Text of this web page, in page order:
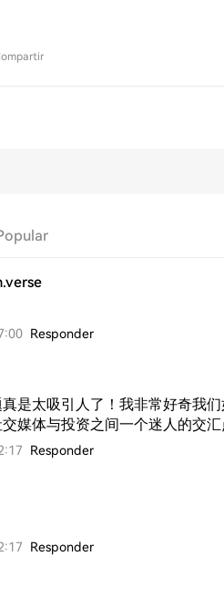
Responder
是太吸引人了！我非常好奇我
媒体与投资之间一个迷人的交
Responder
Responder